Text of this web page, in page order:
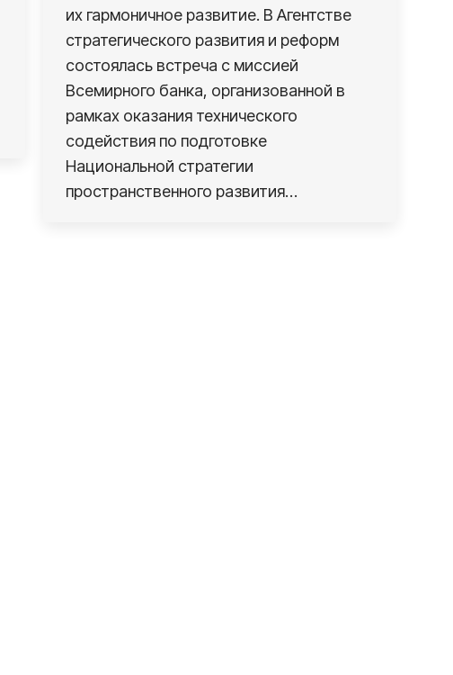
их гармоничное развитие. В Агентстве
стратегического развития и реформ
состоялась встреча с миссией
Всемирного банка, организованной в
рамках оказания технического
содействия по подготовке
Национальной стратегии
пространственного развития…